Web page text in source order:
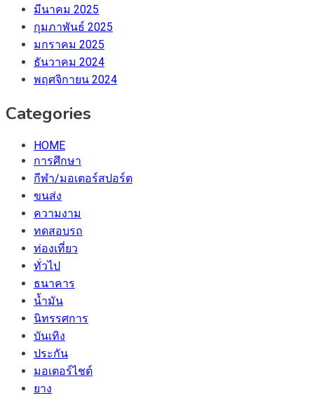
มีนาคม 2025
กุมภาพันธ์ 2025
มกราคม 2025
ธันวาคม 2024
พฤศจิกายน 2024
Categories
HOME
การศึกษา
กีฬา/มอเตอร์สปอร์ต
ขนส่ง
ความงาม
ทดสอบรถ
ท่องเที่ยว
ทั่วไป
ธนาคาร
น้ำมัน
นิทรรศการ
บันเทิง
ประกัน
มอเตอร์ไชต์
ยาง